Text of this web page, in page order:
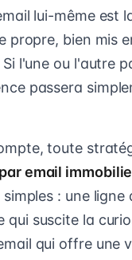
lui-même est
propre, bien mis
l'une ou l'autre
passera
toute
email
simples : une ligne
qui suscite la
qui offre une